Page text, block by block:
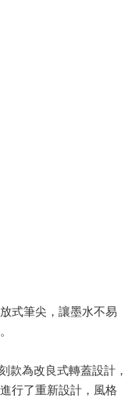
式筆尖，讓墨水不易
款為改良式轉蓋設計，
行了重新設計，風格